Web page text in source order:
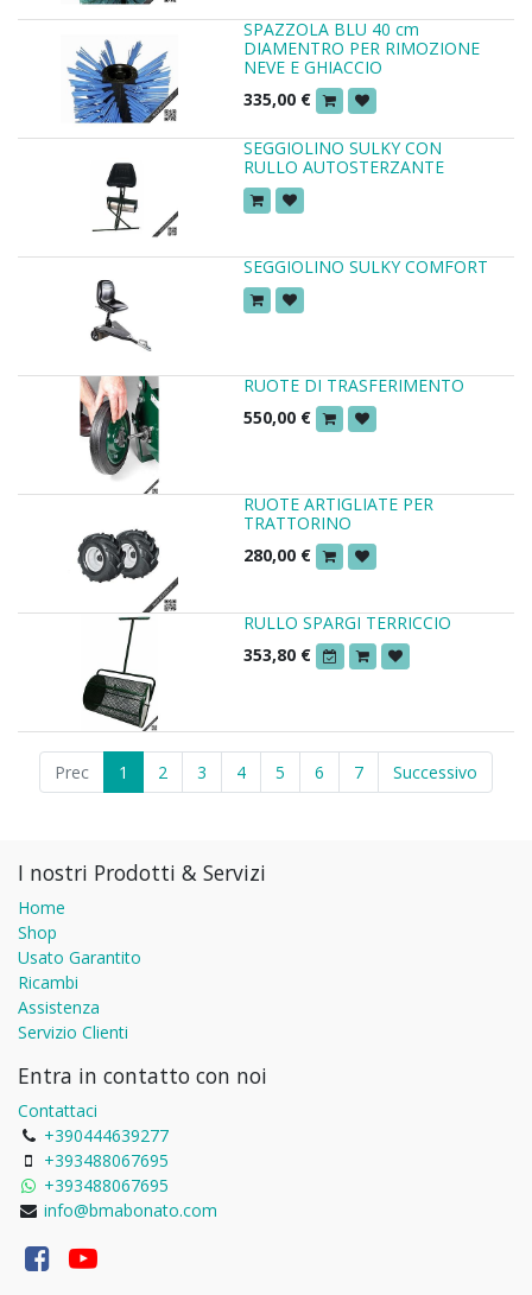
SPAZZOLA BLU 40 cm
DIAMENTRO PER RIMOZIONE
NEVE E GHIACCIO
335,00 €
SEGGIOLINO SULKY CON
RULLO AUTOSTERZANTE
SEGGIOLINO SULKY COMFORT
RUOTE DI TRASFERIMENTO
550,00 €
RUOTE ARTIGLIATE PER
TRATTORINO
280,00 €
RULLO SPARGI TERRICCIO
353,80 €
Prec 1 2 3 4 5 6 7 Successivo
I nostri Prodotti & Servizi
Home
Shop
Usato Garantito
Ricambi
Assistenza
Servizio Clienti
Entra in contatto con noi
Contattaci
+390444639277
+393488067695
+393488067695
info@bmabonato.com